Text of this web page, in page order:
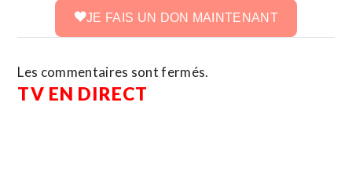
JE FAIS UN DON MAINTENANT
Les commentaires sont fermés.
TV EN DIRECT